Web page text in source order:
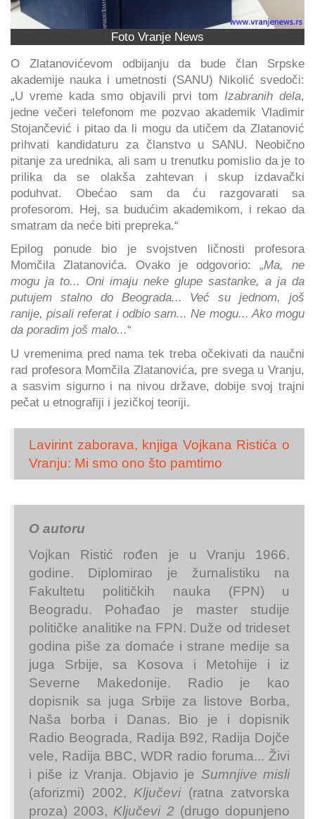
Foto Vranje News
O Zlatanovićevom odbijanju da bude član Srpske
akademije nauka i umetnosti (SANU) Nikolić svedoči:
„U vreme kada smo objavili prvi tom Izabranih dela,
jedne večeri telefonom me pozvao akademik Vladimir
Stojančević i pitao da li mogu da utičem da Zlatanović
prihvati kandidaturu za članstvo u SANU. Neobično
pitanje za urednika, ali sam u trenutku pomislio da je to
prilika da se olakša zahtevan i skup izdavački
poduhvat. Obećao sam da ću razgovarati sa
profesorom. Hej, sa budućim akademikom, i rekao da
smatram da neće biti prepreka.“
Epilog ponude bio je svojstven ličnosti profesora
Momčila Zlatanovića. Ovako je odgovorio: „Ma, ne
mogu ja to... Oni imaju neke glupe sastanke, a ja da
putujem stalno do Beograda... Već su jednom, još
ranije, pisali referat i odbio sam... Ne mogu... Ako mogu
da poradim još malo...“
U vremenima pred nama tek treba očekivati da naučni
rad profesora Momčila Zlatanovića, pre svega u Vranju,
a sasvim sigurno i na nivou države, dobije svoj trajni
pečat u etnografiji i jezičkoj teoriji.
Lavirint zaborava, knjiga Vojkana Ristića o
Vranju: Mi smo ono što pamtimo
O autoru
Vojkan Ristić rođen je u Vranju 1966.
godine. Diplomirao je žurnalistiku na
Fakultetu političkih nauka (FPN) u
Beogradu. Pohađao je master studije
političke analitike na FPN. Duže od trideset
godina piše za domaće i strane medije sa
juga Srbije, sa Kosova i Metohije i iz
Severne Makedonije. Radio je kao
dopisnik sa juga Srbije za listove Borba,
Naša borba i Danas. Bio je i dopisnik
Radio Beograda, Radija B92, Radija Dojče
vele, Radija BBC, WDR radio foruma... Živi
i piše iz Vranja. Objavio je Sumnjive misli
(aforizmi) 2002, Ključevi(ratna zatvorska
proza) 2003, Ključevi 2 (drugo dopunjeno